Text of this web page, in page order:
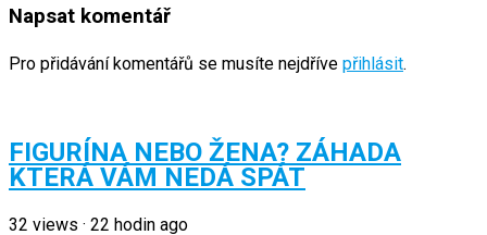
Napsat komentář
Pro přidávání komentářů se musíte nejdříve přihlásit.
FIGURÍNA NEBO ŽENA? ZÁHADA
KTERÁ VÁM NEDÁ SPÁT
32 views · 22 hodin ago